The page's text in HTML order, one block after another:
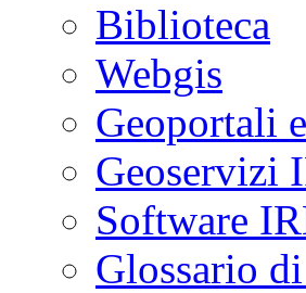
Biblioteca
Webgis
Geoportali
Geoservizi
Software
Glossario